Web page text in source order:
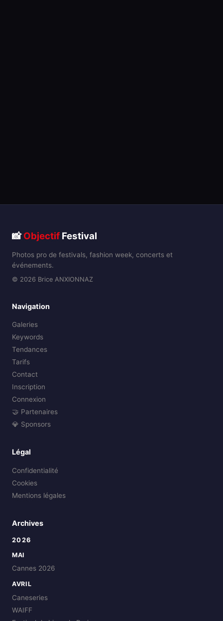
📸Objectif Festival
Photos pro de festivals, fashion week, concerts et
événements.
© 2026 Brice ANXIONNAZ
Navigation
Galeries
Keywords
Tendances
Tarifs
Contact
Inscription
Connexion
🤝 Partenaires
💎 Sponsors
Légal
Confidentialité
Cookies
Mentions légales
Archives
2026
MAI
Cannes 2026
AVRIL
Caneseries
WAIFF